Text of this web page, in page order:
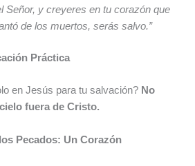
Señor, y creyeres en tu corazón que
de los muertos, serás salvo.”
Práctica
en Jesús para tu salvación? No
fuera de Cristo.
Pecados: Un Corazón